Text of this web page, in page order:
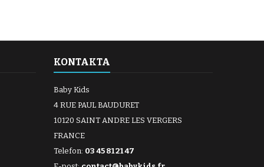
KONTAKTA
Baby Kids
4 RUE PAUL BAUDURET
10120 SAINT ANDRE LES VERGERS
FRANCE
Telefon: 03 45 81 21 47